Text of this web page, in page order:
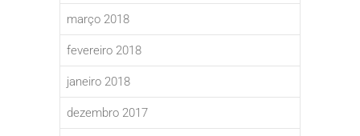
março 2018
fevereiro 2018
janeiro 2018
dezembro 2017